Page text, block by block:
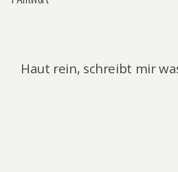
Haut rein, schreibt mir